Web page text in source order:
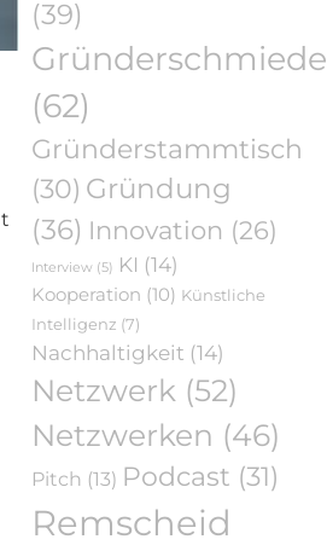
(39)
Gründerschmiede
(62)
Gründerstammtisch
(30) Gründung
(36) Innovation (26)
Interview (5) KI (14)
Kooperation (10) Künstliche
Intelligenz (7)
Nachhaltigkeit (14)
Netzwerk (52)
Netzwerken (46)
Pitch (13) Podcast (31)
Remscheid